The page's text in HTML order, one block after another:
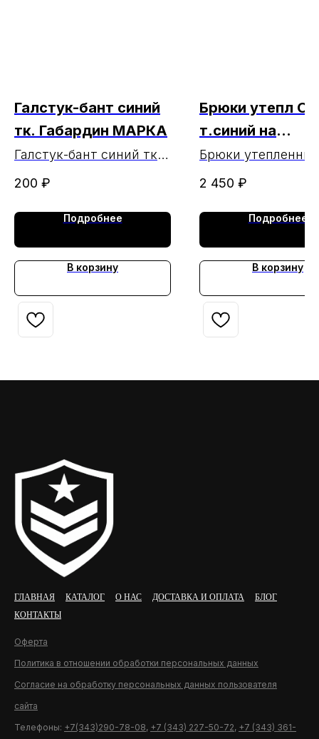
Галстук-бант синий
тк. Габардин МАРКА
Галстук-бант синий тк.
Габардин МАРКА
200 ₽
Подробнее
В корзину
Брюки утепл
т.синий на
синтепоне
(ЧЗ 7.06.2024)
Брюки утепленные
Оксфорд т. синий
2 450 ₽
Подробнее
В корзину
ГЛАВНАЯ КАТАЛОГ О НАС ДОСТАВКА И ОПЛАТА
БЛОГ
КОНТАКТЫ
Оферта
Политика в отношении обработки персональных данных
Согласие на обработку персональных данных пользователя
сайта
Телефоны: +7(343)290-78-08, +7 (343) 227-50-72, +7 (343) 361-